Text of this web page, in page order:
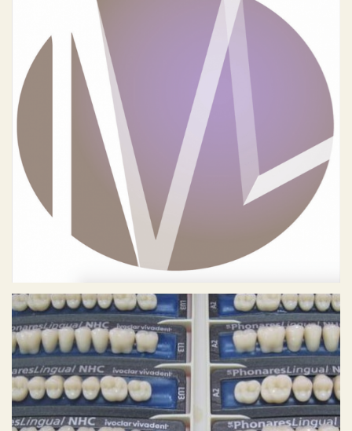
Ellen Gerrese Mediation
Geen categorie